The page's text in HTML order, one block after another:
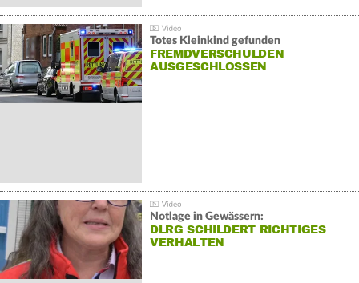
Totes Kleinkind gefunden
FREMDVERSCHULDEN
AUSGESCHLOSSEN
Notlage in Gewässern:
DLRG SCHILDERT RICHTIGES
VERHALTEN